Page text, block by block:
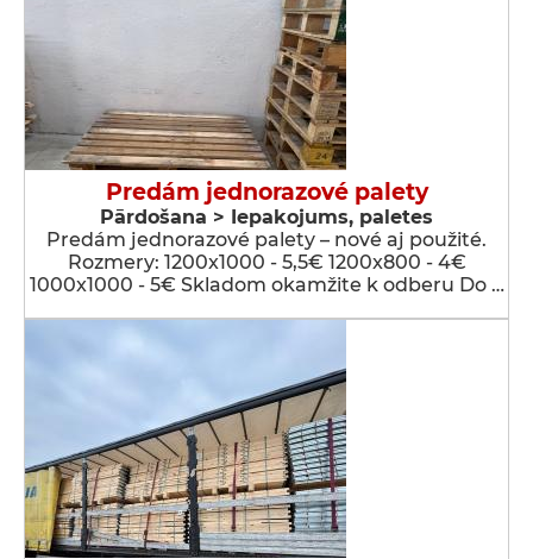
Predám jednorazové palety
Pārdošana > Iepakojums, paletes
Predám jednorazové palety – nové aj použité.
Rozmery: 1200x1000 - 5,5€ 1200x800 - 4€
1000x1000 - 5€ Skladom okamžite k odberu Do …